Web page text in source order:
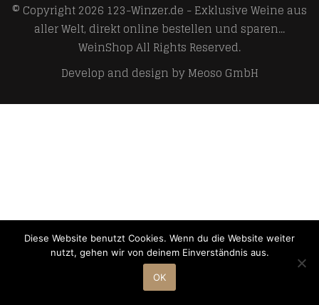
© Copyright 2026 123-Winzer.de - Exklusive Weine aus
aller Welt, direkt online bestellen und sparen...
WeinShopAll Rights Reserved.
Develop and design byMeoso GmbH
Diese Website benutzt Cookies. Wenn du die Website weiter
nutzt, gehen wir von deinem Einverständnis aus.
OK